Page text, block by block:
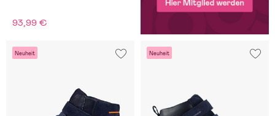
93,99 €
Neuheit Neuheit